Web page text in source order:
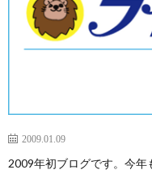
2009.01.09
2009年初ブログです。今